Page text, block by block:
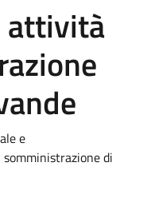
attività
e
di